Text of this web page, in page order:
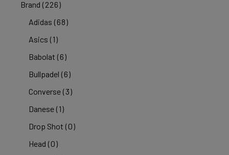
Brand (226)
Adidas (68)
Asics (1)
Babolat (6)
Bullpadel (6)
Converse (3)
Danese (1)
Drop Shot (0)
Head (0)